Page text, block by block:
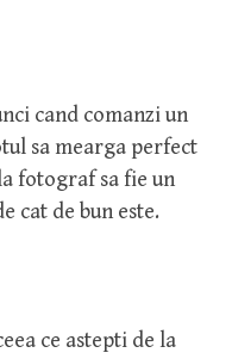
cand comanzi un
sa mearga perfect
fotograf sa fie un
cat de bun este.
ce astepti de la